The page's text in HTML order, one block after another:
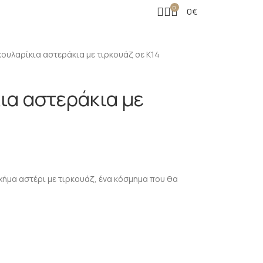
0 0€
αστεράκια με τιρκουάζ σε K14
αστεράκια με
αστέρι με τιρκουάζ, ένα κόσμημα που θα